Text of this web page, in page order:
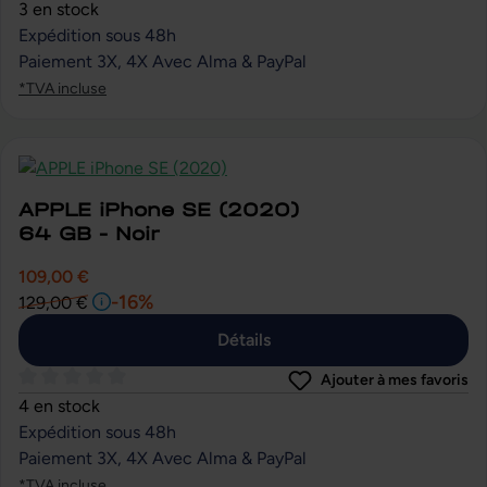
Note moyenne de 0 sur 5 étoiles
3 en stock
Expédition sous 48h
Paiement 3X, 4X Avec Alma & PayPal
*TVA incluse
APPLE iPhone SE (2020)
64 GB - Noir
109,00 €
129,00 €
-16%
Détails
Note moyenne de 0 sur 5 étoiles
Ajouter à mes favoris
4 en stock
Expédition sous 48h
Paiement 3X, 4X Avec Alma & PayPal